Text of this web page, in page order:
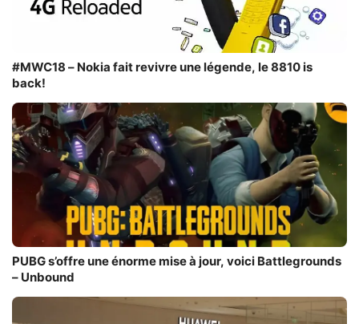
#MWC18 – Nokia fait revivre une légende, le 8810 is
back!
PUBG s’offre une énorme mise à jour, voici Battlegrounds
– Unbound